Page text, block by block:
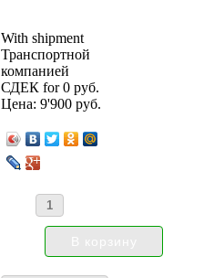
With shipment
Транспортной
компанией
СДЕК for 0 руб.
Цена:9'900 руб.